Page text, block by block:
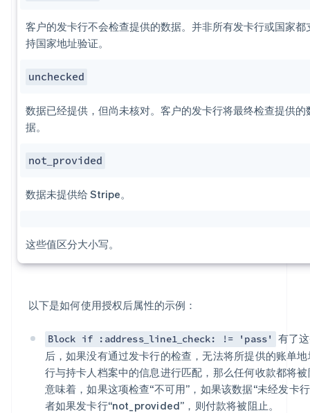
客户的发卡行不会检查提供的数据。并非所有发卡行或国家都
持国家地址验证。
unchecked
数据已经提供，但尚未核对。客户的发卡行将最终检查提供的
据。
not_provided
数据未提供给 Stripe。
这些值区分大小写。
以下是如何使用授权后属性的示例：
Block if :address_line1_check: != 'pass'
有了
后，如果没有通过发卡行的检查，无法将所提供的账单
行与持卡人档案中的信息进行匹配，那么任何收款都将
意味着，如果这项检查“不可用”，如果该数据“未经发卡
者如果发卡行“not_provided”，则付款将被阻止。